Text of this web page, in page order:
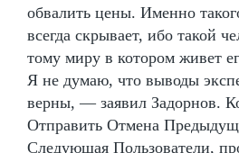
обвалить цены. Именно
всегда скрывает, ибо такой
тому миру в котором живет
Я не думаю, что выводы
верны, — заявил Задорнов.
Отправить Отмена
Следующая Пользователи,